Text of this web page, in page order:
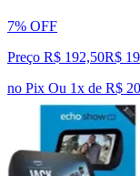
7% OFF
Preço R$ 192,50R$
no Pix Ou 1x de R$